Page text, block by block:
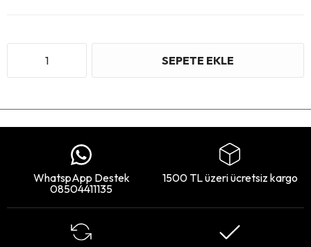
WhatspApp Destek
08504411135
1500 TL üzeri ücretsiz kargo